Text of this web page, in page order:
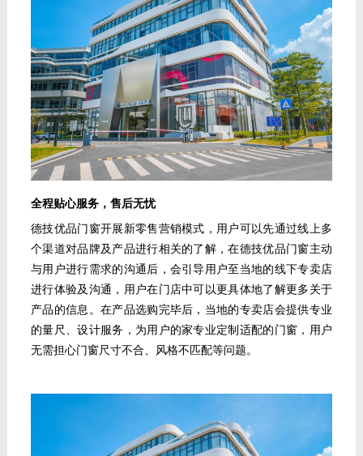
全程贴心服务，售后无忧
德技优品门窗开展新零售营销模式，用户可以先通过线上多
个渠道对品牌及产品进行相关的了解，在德技优品门窗主动
与用户进行需求的沟通后，会引导用户至当地的线下专卖店
进行体验及沟通，用户在门店中可以更具体地了解更多关于
产品的信息。在产品选购完毕后，当地的专卖店会提供专业
的量尺、设计服务，为用户的家专业定制适配的门窗，用户
无需担心门窗尺寸不合、风格不匹配等问题。